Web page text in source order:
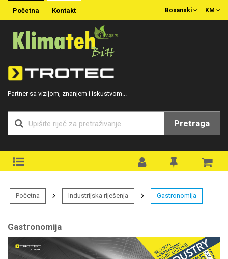
Početna Kontakt KM
Bosanski
Partner sa vizijom, znanjem i iskustvom...
Pretraga
Početna Industrijska riješenja Gastronomija
Gastronomija